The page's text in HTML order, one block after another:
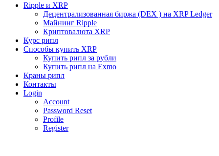
Ripple и XRP
Децентрализованная биржа (DEX ) на XRP Ledger
Майнинг Ripple
Криптовалюта XRP
Курс рипл
Способы купить XRP
Купить рипл за рубли
Купить рипл на Exmo
Краны рипл
Контакты
Login
Account
Password Reset
Profile
Register